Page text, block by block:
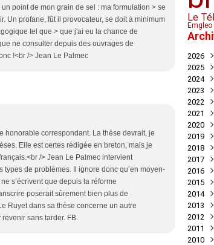
point de mon grain de sel : ma formulation > se
Un profane, fût il provocateur, se doit à minimum
tel que > que j'ai eu la chance de
ne consulter depuis des ouvrages de
!<br /> Jean Le Palmec
honorable correspondant. La thèse devrait, je
Elle est certes rédigée en breton, mais je
/> Jean Le Palmec intervient
de problèmes. Il ignore donc qu’en moyen-
s’écrivent que depuis la réforme
poserait sûrement bien plus de
Ruyet dans sa thèse concerne un autre
sans tarder. FB.
Le
2026
Mai
Avril
Mars
2025
Août
Mai
Avril
Mars
2024
Août
Juin
Mai
Avril
Mars
2023
Juin
Mai
Avril
Mars
2022
Août
Juin
Mai
Avril
Mars
2021
Août
Juin
Mai
Avril
Mars
2020
Août
Juin
Mai
Avril
Mars
2019
Août
Juin
Mai
Mars
2018
Août
Juin
Mai
Avril
2017
Août
Juin
Mai
2016
Août
Juin
2015
Août
2014
2013
2012
2011
2010